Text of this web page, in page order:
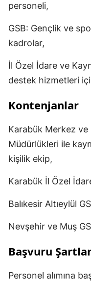
personeli,
GSB: Gençlik ve
kadrolar,
İl Özel İdare ve
destek hizmetleri
Kontenjanlar
Karabük Merkez
Müdürlükleri ile
kişilik ekip,
Karabük İl Özel
Balıkesir Altıeylül
Nevşehir ve Muş
Başvuru
Personel alımına